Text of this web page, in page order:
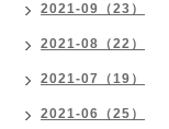
2021-09（23）
2021-08（22）
2021-07（19）
2021-06（25）